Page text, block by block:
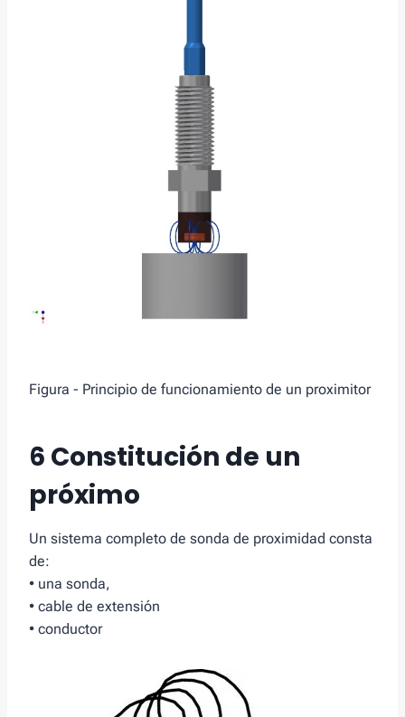
Figura - Principio de funcionamiento de un proximitor
6 Constitución de un
próximo
Un sistema completo de sonda de proximidad consta
de:
• una sonda,
• cable de extensión
• conductor